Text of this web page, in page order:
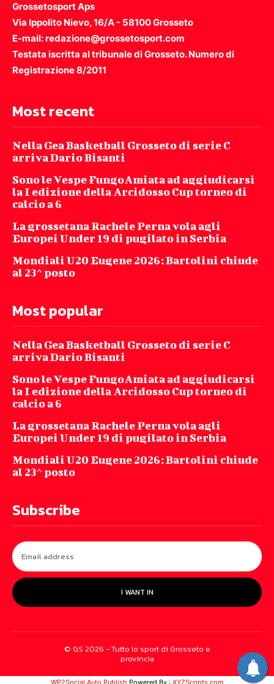
Grossetosport Aps
Via Ippolito Nievo, 16/A - 58100 Grosseto
E-mail: redazione@grossetosport.com
Testata iscritta al tribunale di Grosseto. Numero di
Registrazione 8/2011
Most recent
Nella Gea Basketball Grosseto di serie C
arriva Dario Bisanti
Sono le Vespe FungoAmiata ad aggiudicarsi
la I edizione della Arcidosso Cup torneo di
calcio a 6
La grossetana Rachele Perna vola agli
Europei Under 19 di pugilato in Serbia
Mondiali U20 Eugene 2026: Bartolini chiude
al 23^ posto
Most popular
Nella Gea Basketball Grosseto di serie C
arriva Dario Bisanti
Sono le Vespe FungoAmiata ad aggiudicarsi
la I edizione della Arcidosso Cup torneo di
calcio a 6
La grossetana Rachele Perna vola agli
Europei Under 19 di pugilato in Serbia
Mondiali U20 Eugene 2026: Bartolini chiude
al 23^ posto
Subscribe
I WANT IN
© GS 2026 - Tutto lo sport di Grosseto e
provincia